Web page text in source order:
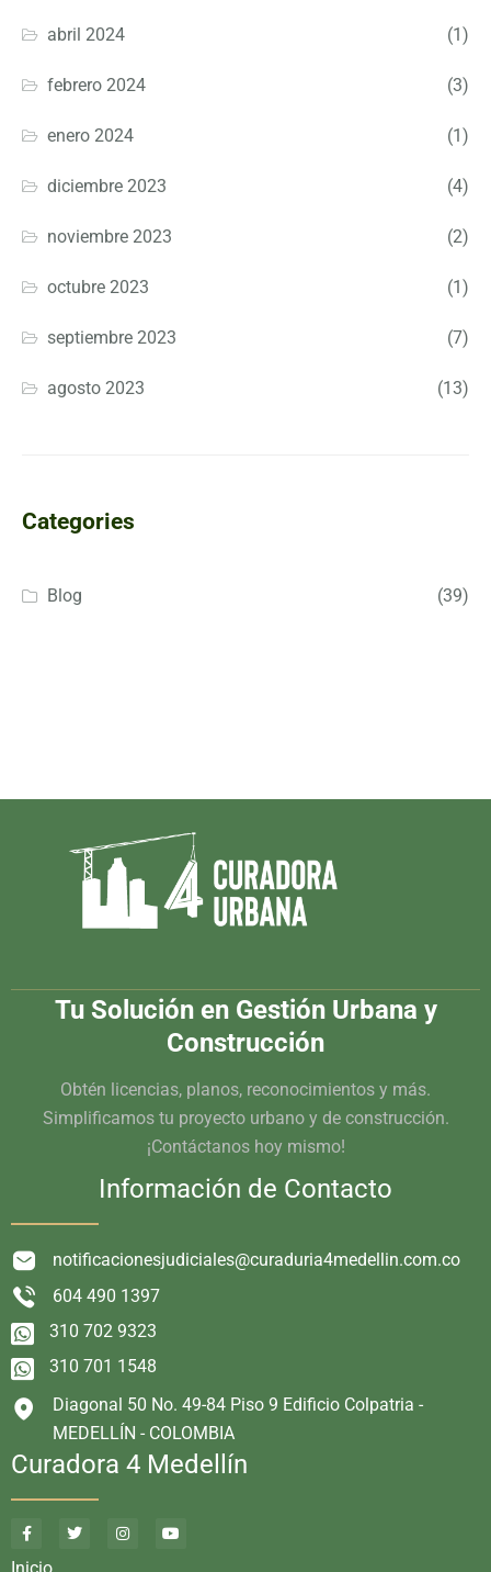
abril 2024 (1)
febrero 2024 (3)
enero 2024 (1)
diciembre 2023 (4)
noviembre 2023 (2)
octubre 2023 (1)
septiembre 2023 (7)
agosto 2023 (13)
Categories
Blog (39)
Tu Solución en Gestión Urbana y
Construcción
Obtén licencias, planos, reconocimientos y más.
Simplificamos tu proyecto urbano y de construcción.
¡Contáctanos hoy mismo!
Información de Contacto
notificacionesjudiciales@curaduria4medellin.com.co
604 490 1397
310 702 9323
310 701 1548
Diagonal 50 No. 49-84 Piso 9 Edificio Colpatria -
MEDELLÍN - COLOMBIA
Curadora 4 Medellín